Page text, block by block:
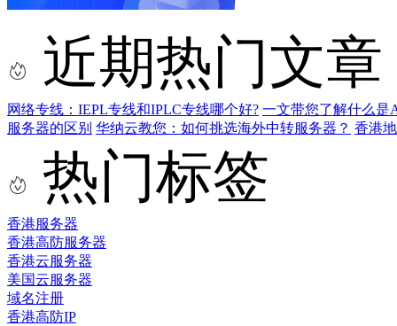
近期热门文章
网络专线：IEPL专线和IPLC专线哪个好? 一文带您了解什么是
服务器的区别 华纳云教您：如何挑选海外中转服务器？ 香港
热门标签
香港服务器
香港高防服务器
香港云服务器
美国云服务器
域名注册
香港高防IP